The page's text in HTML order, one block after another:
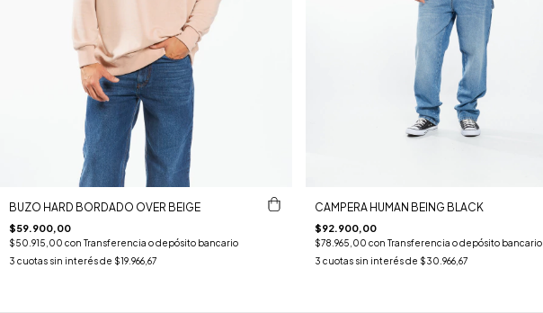
BUZO HARD BORDADO OVER BEIGE
$59.900,00
$50.915,00 con Transferencia o depósito bancario
3 cuotas sin interés de $19.966,67
CAMPERA HUMAN BEING BLACK
$92.900,00
$78.965,00 con Transferencia o depósito bancario
3 cuotas sin interés de $30.966,67